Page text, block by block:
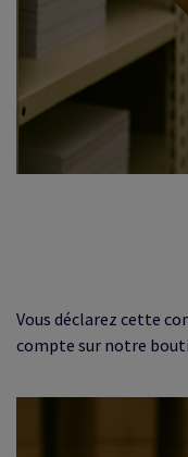
Vous déclarez cette
compte sur notre